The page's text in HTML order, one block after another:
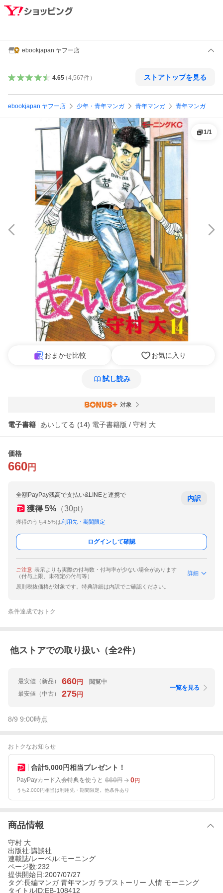
ebookjapan ヤフー店
4.65（4,567件） ストアトップを見る
ebookjapan ヤフー店 少年・青年マンガ 青年マンガ 青年マンガ
1/1
おまかせ比較 お気に入り
試し読み
対象
電子書籍 あいしてる (14) 電子書籍版 / 守村 大
価格
660 円
全額PayPay残高で支払い&LINEと連携で
獲得 5% （30pt）
獲得のうち4.5%は利用先・期間限定
内訳
ログインして確認
ご注意 表示よりも実際の付与数・付与率が少ない場合があります
（付与上限、未確定の付与等）
詳細
原則税抜価格が対象です。特典詳細は内訳でご確認ください。
条件達成でおトク
他ストアでの取り扱い（全2件）
最安値 （新品） 660円
閲覧中
最安値 （中古） 275円
一覧を見る
8/9 9:00時点
おトクなお知らせ
合計5,000円相当プレゼント！
PayPayカード入会特典を使うと 660円 0円
うち2,000円相当は利用先・期間限定。他条件あり
商品情報
守村 大
出版社:講談社
連載誌/レーベル:モーニング
ページ数:232
提供開始日:2007/07/27
タグ:長編マンガ 青年マンガ ラブストーリー 人情 モーニング
タイトルID:EB-108412